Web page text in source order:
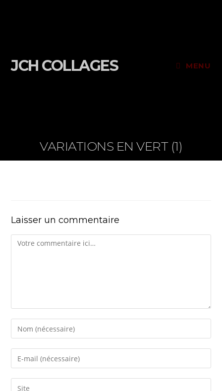
JCH COLLAGES MENU
VARIATIONS EN VERT (1)
Laisser un commentaire